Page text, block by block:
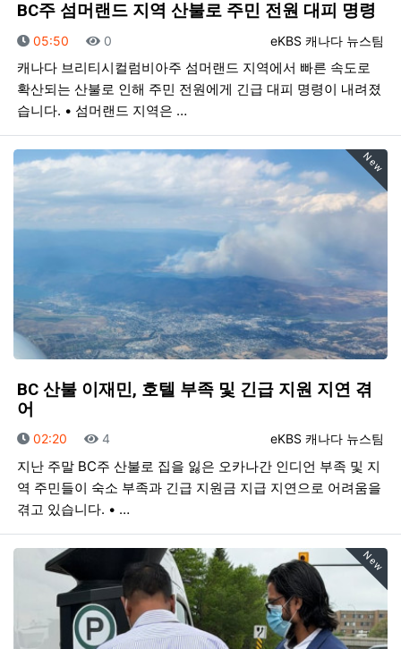
BC주 섬머랜드 지역 산불로 주민 전원 대피 명령
등록자
eKBS 캐나다 뉴스팀
등록일
05:50 조회
0
캐나다 브리티시컬럼비아주 섬머랜드 지역에서 빠른 속도로
확산되는 산불로 인해 주민 전원에게 긴급 대피 명령이 내려졌
습니다. • 섬머랜드 지역은 …
New
BC 산불 이재민, 호텔 부족 및 긴급 지원 지연 겪
어
등록자
eKBS 캐나다 뉴스팀
등록일
02:20 조회
4
지난 주말 BC주 산불로 집을 잃은 오카나간 인디언 부족 및 지
역 주민들이 숙소 부족과 긴급 지원금 지급 지연으로 어려움을
겪고 있습니다. • …
New